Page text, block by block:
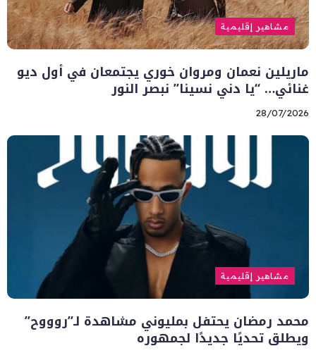
مشاهير إقليمية
ماريلين نعمان ومروان خوري يجتمعان في أول ديو
غنائي… “يا دني نسينا” نبصر النور
28/07/2026
مشاهير إقليمية
محمد رمضان يحتفل بمليوني مشاهدة لـ”روووح”
ويطلق تحديًا جديدًا لجمهوره